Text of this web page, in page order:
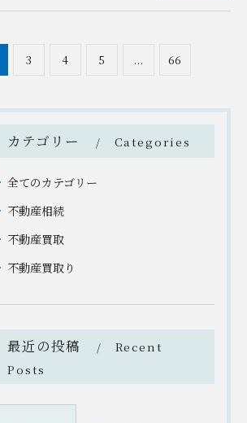
3 4 5 ... 66
カテゴリー Categories
全てのカテゴリー
不動産相続
不動産買取
不動産買取り
最近の投稿
Recent
Posts